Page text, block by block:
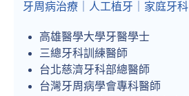
牙周病治療｜人工植牙｜家庭牙科
高雄醫學大學牙醫學士
三總牙科訓練醫師
台北慈濟牙科部總醫師
台灣牙周病學會專科醫師